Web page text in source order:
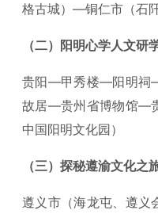
格古城）—铜仁市（石
（二）阳明心学人文研
贵阳—甲秀楼—阳明祠
故居—贵州省博物馆—
中国阳明文化园）
（三）探秘遵渝文化之
遵义市（海龙屯、遵